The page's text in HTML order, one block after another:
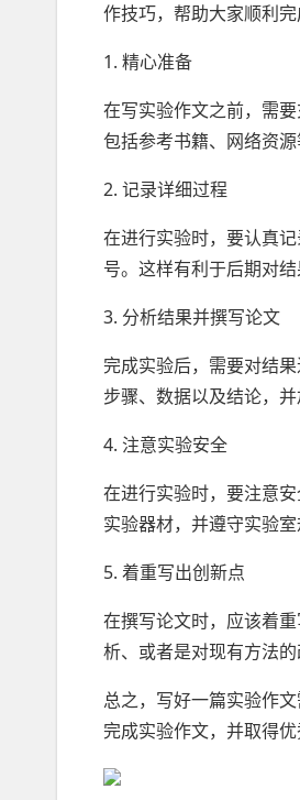
作技巧，帮助大家顺利完
1. 精心准备
在写实验作文之前，需
包括参考书籍、网络资
2. 记录详细过程
在进行实验时，要认真
号。这样有利于后期对结
3. 分析结果并撰写论文
完成实验后，需要对结
步骤、数据以及结论，
4. 注意实验安全
在进行实验时，要注意
实验器材，并遵守实验
5. 着重写出创新点
在撰写论文时，应该着
析、或者是对现有方法
总之，写好一篇实验作
完成实验作文，并取得优